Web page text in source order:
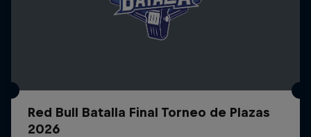
Red Bull Batalla Final Torneo de Plazas
2026